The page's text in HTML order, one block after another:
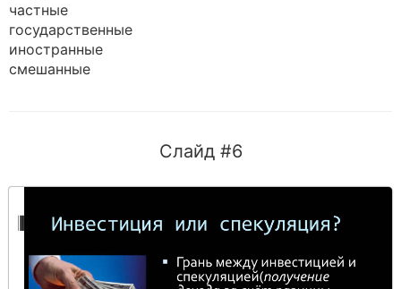
частные
государственные
иностранные
смешанные
Слайд #6